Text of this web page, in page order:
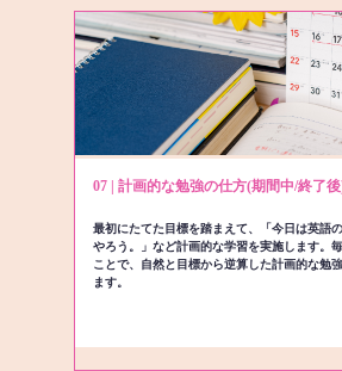
07 | 計画的な勉強の仕方(期間中/終了
最初にたてた目標を踏まえて、「今日は英語
やろう。」など計画的な学習を実施します。
ことで、自然と目標から逆算した計画的な勉
ます。